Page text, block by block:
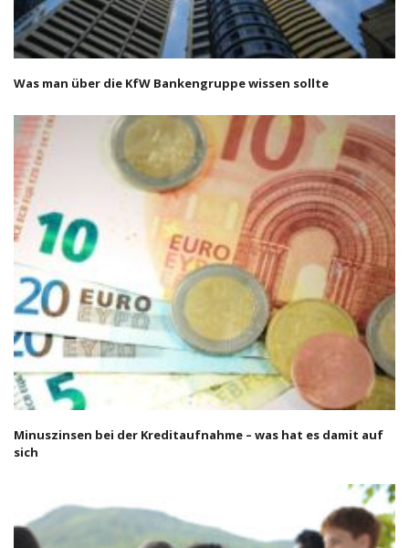
Was man über die KfW Bankengruppe wissen sollte
Minuszinsen bei der Kreditaufnahme – was hat es damit auf
sich